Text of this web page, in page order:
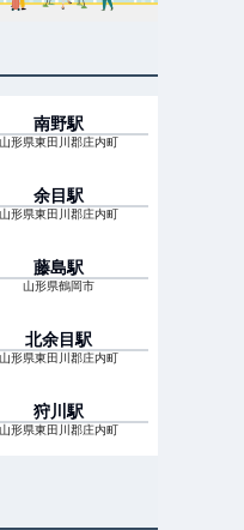
南野駅
山形県東田川郡庄内町
余目駅
山形県東田川郡庄内町
藤島駅
山形県鶴岡市
北余目駅
山形県東田川郡庄内町
狩川駅
山形県東田川郡庄内町